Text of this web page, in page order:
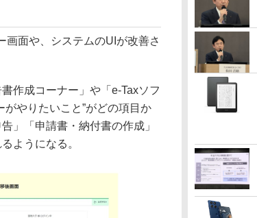
面や、システムのUIが改善さ
作成コーナー」や「e-Taxソフ
がやりたいこと”がどの項目か
」「申請書・納付書の作成」
ようになる。